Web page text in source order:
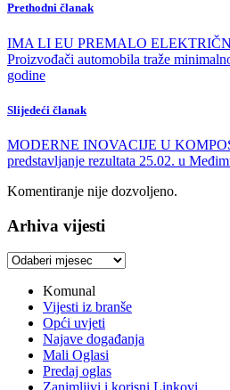
Prethodni članak
IMA LI EU PREMALO
Proizvođači automobila traže
godine
Slijedeći članak
MODERNE INOVACIJE U
predstavljanje rezultata 25.02. u
Komentiranje nije dozvoljeno.
Arhiva vijesti
Arhiva
Komunal
Vijesti iz branše
Opći uvjeti
Najave događanja
Mali Oglasi
Predaj oglas